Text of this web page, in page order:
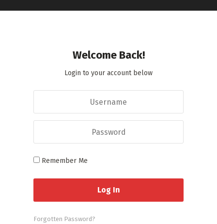
Welcome Back!
Login to your account below
Remember Me
Forgotten Password?